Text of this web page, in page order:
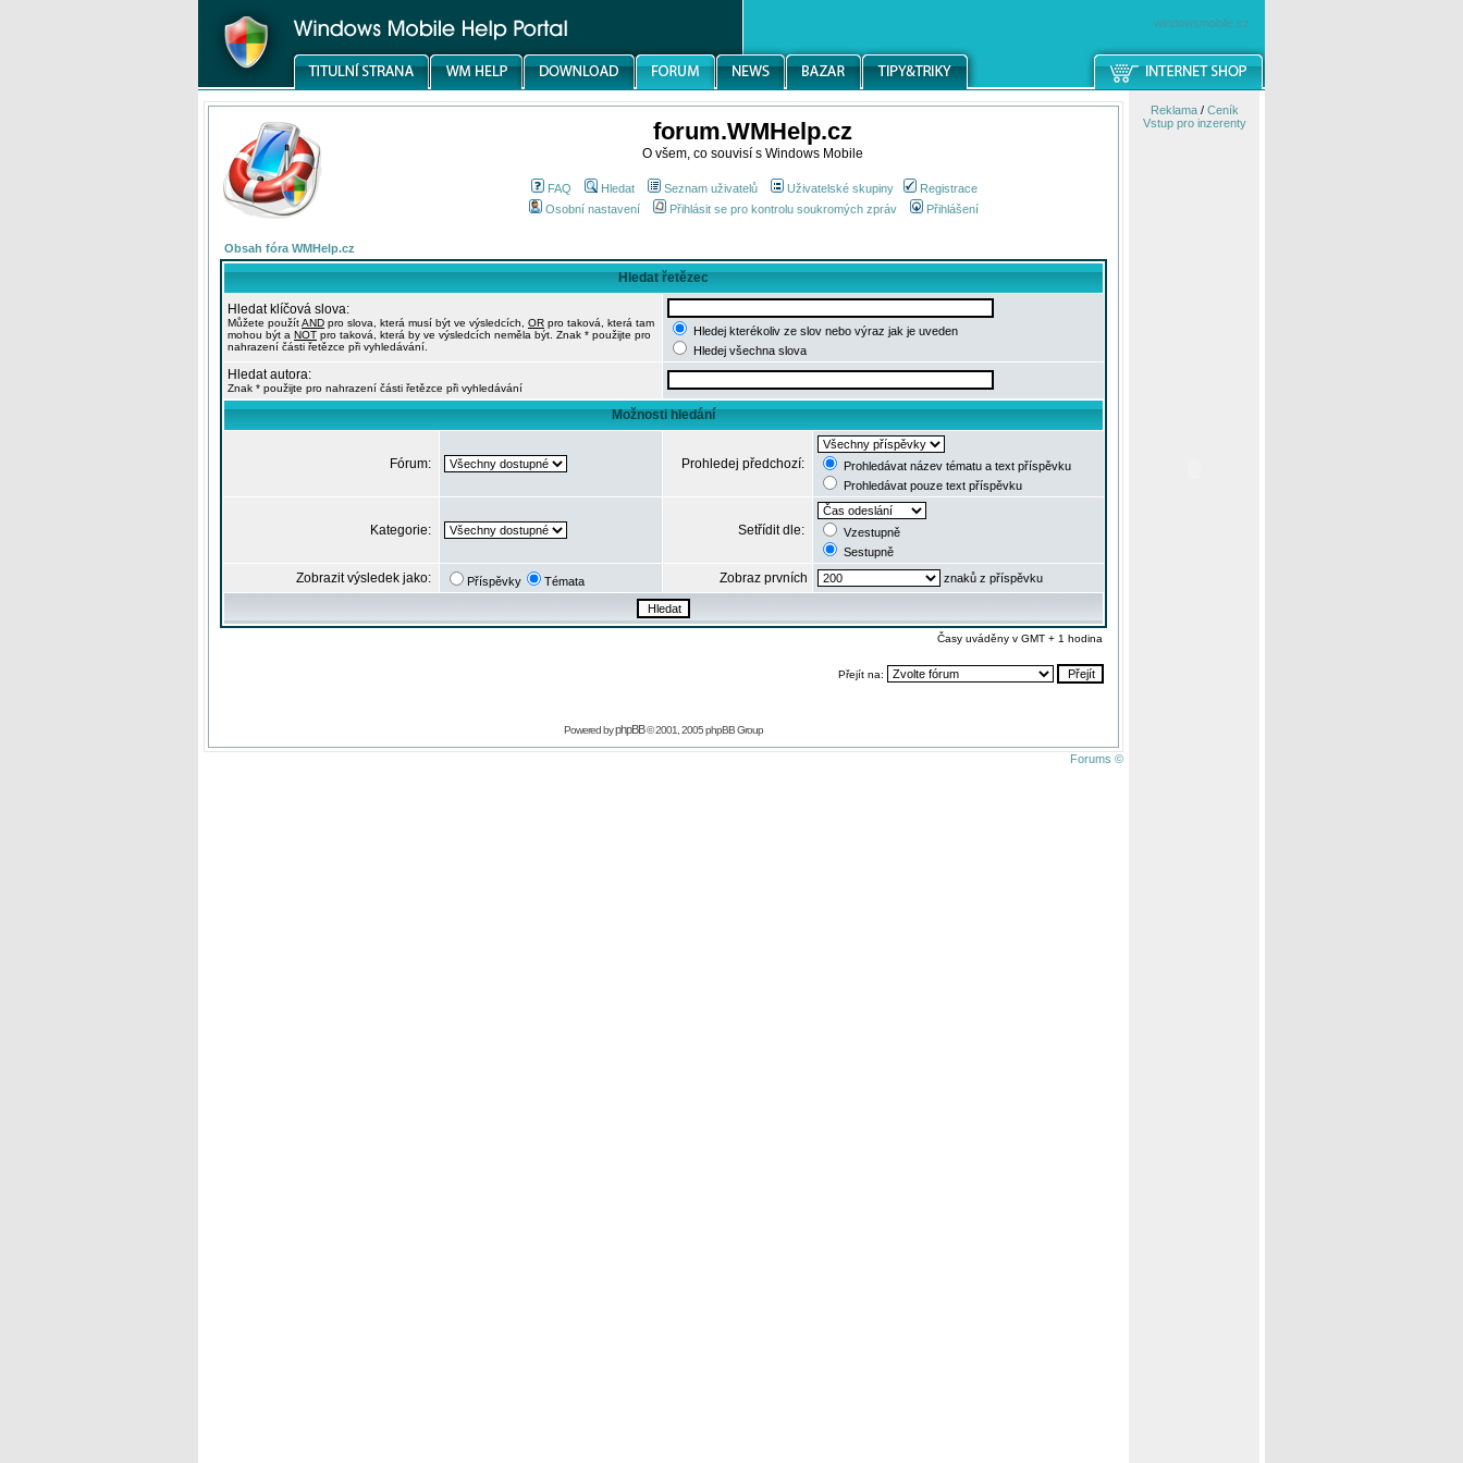
windowsmobile.cz
forum.WMHelp.cz
O všem, co souvisí s Windows Mobile
FAQ Hledat Seznam uživatelů Uživatelské skupiny
Registrace
Osobní nastavení
Přihlásit se pro kontrolu soukromých zpráv Přihlášení
Obsah fóra WMHelp.cz
Hledat řetězec
Hledat klíčová slova:
Můžete použítAND pro slova, která musí být ve výsledcích, OR pro taková, která tam
mohou být a NOT pro taková, která by ve výsledcích neměla být. Znak * použijte pro
nahrazení části řetězce při vyhledávání.
Hledej kterékoliv ze slov nebo výraz jak je uveden
Hledej všechna slova
Hledat autora:
Znak * použijte pro nahrazení části řetězce při vyhledávání
Možnosti hledání
Fórum: Prohledej předchozí:
Prohledávat název tématu a text příspěvku
Prohledávat pouze text příspěvku
Kategorie: Setřídit dle:
Vzestupně
Sestupně
Zobrazit výsledek jako: Příspěvky Témata Zobraz prvních znaků z příspěvku
Časy uváděny v GMT + 1 hodina
Přejít na:
Powered byphpBB© 2001, 2005 phpBB Group
Forums ©
Reklama/ Ceník
Vstup pro inzerenty